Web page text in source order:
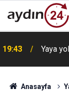
19:43 Yaya
Anasayfa